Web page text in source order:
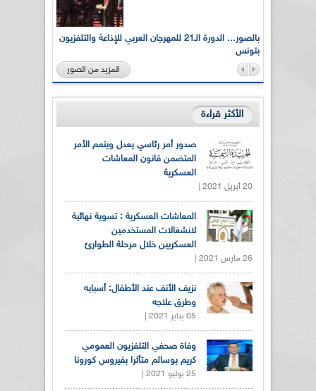
بالصور... الدورة الـ21 للمهرجان العربي للإذاعة والتلفزيون
بتونس
المزيد من الصور
الأكثر قراءة
صدور أمر رئاسي يعدل ويتمم الأمر
المتضمن قانون المعاشات
العسكرية
20 أبريل 2021 |
المعاشات العسكرية : تسوية نهائية
لانشغالات المستخدمين
العسكريين خلال مرحلة الطوارئ
26 مارس 2021 |
نزيف الأنف عند الأطفال: أسبابه
وطرق علاجه
05 يناير 2021 |
وفاة صحفي التلفزيون العمومي
كريم بوسالم متأثرا بفيروس كورونا
25 يوليو 2021 |